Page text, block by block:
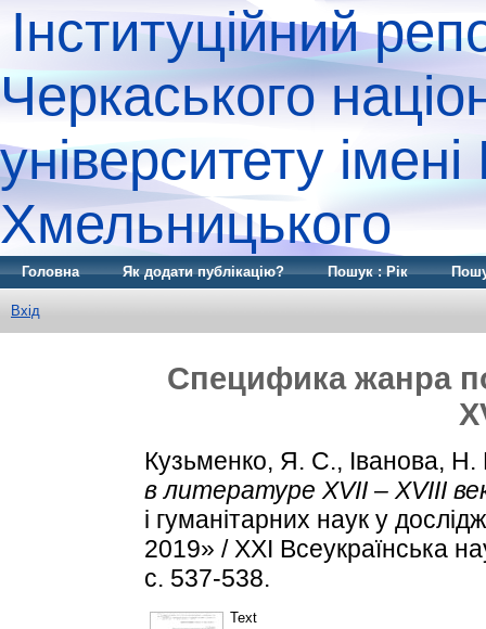
Інституційний
Черкаського
університету
Хмельницького
Головна Як додати публікацію? Пошук : Рік
Вхід
Специфика жанра
Кузьменко, Я. С., Іванова, Н.
в литературе XVII – XVIII
і гуманітарних наук у
2019» / XXI Всеукраїнська
с. 537-538.
Text